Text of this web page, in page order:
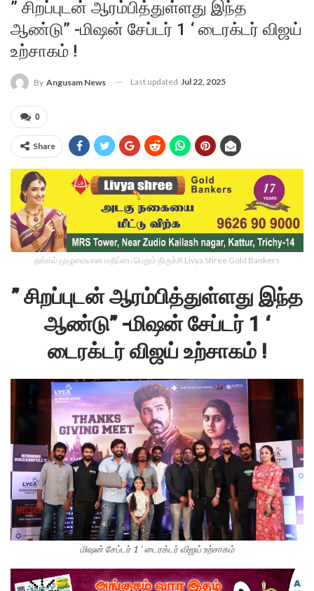
” சிறப்புடன் ஆரம்பித்துள்ளது இந்த
ஆண்டு” -மிஷன் சேப்டர் 1 ‘ டைரக்டர் விஜய்
உற்சாகம் !
By Angusam News Last updated Jul 22, 2025
0
Share
தங்கம் முழுமையான மதிப்பை பெறும் திருச்சி Livya Shree Gold Bankers
” சிறப்புடன் ஆரம்பித்துள்ளது இந்த
ஆண்டு” -மிஷன் சேப்டர் 1 ‘
டைரக்டர் விஜய் உற்சாகம் !
மிஷன் சேப்டர் 1 ‘ டைரக்டர் விஜய் உற்சாகம்